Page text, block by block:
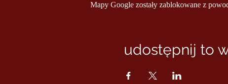
Mapy Google zostały zablokowane z
udostępnij to